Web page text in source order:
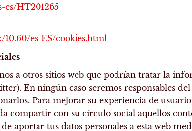
es/HT201265
es-ES/cookies.html
a otros sitios web que podrían tratar la
En ningún caso seremos responsables
Para mejorar su experiencia de
compartir con su círculo social aquellos
de aportar tus datos personales a esta web